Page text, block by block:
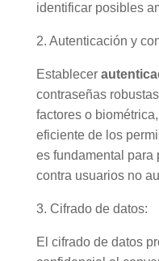
identificar posibles
2. Autenticación y
Establecer
contraseñas
factores o
eficiente de los
es fundamental para
contra usuarios no
3. Cifrado de datos:
El cifrado de datos